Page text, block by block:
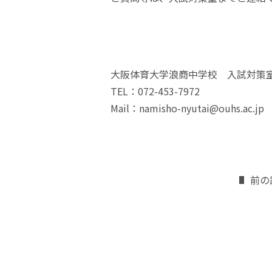
大阪体育大学浪商中学校 入試対策
TEL：072-453-7972
Mail：namisho-nyutai@ouhs.ac.jp
前